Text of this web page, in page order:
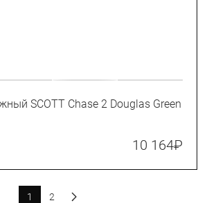
SCOTT Chase 2 Douglas Green
10 164₽
1 2